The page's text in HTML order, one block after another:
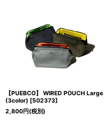
【PUEBCO】 WIRED POUCH Large
(3color) [502373]
2,800円(税別)